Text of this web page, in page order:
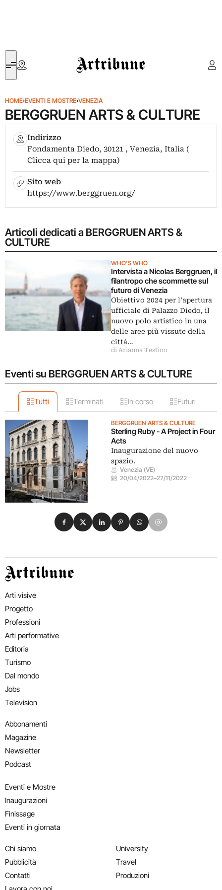
Artribune
HOME›EVENTI E MOSTRE›VENEZIA
BERGGRUEN ARTS & CULTURE
Indirizzo
Fondamenta Diedo, 30121 , Venezia, Italia (
Clicca qui per la mappa)
Sito web
https://www.berggruen.org/
Articoli dedicati a BERGGRUEN ARTS &
CULTURE
WHO'S WHO
Intervista a Nicolas Berggruen, il
filantropo che scommette sul
futuro di Venezia
Obiettivo 2024 per l’apertura
ufficiale di Palazzo Diedo, il
nuovo polo artistico in una
delle aree più vissute della
città…
di Arianna Testino
Eventi su BERGGRUEN ARTS & CULTURE
Tutti Terminati In corso Futuri
BERGGRUEN ARTS & CULTURE
Sterling Ruby - A Project in Four
Acts
Inaugurazione del nuovo
spazio.
Venezia (VE)
20/04/2022–27/11/2022
Condividi su Facebook
Condividi su X
Condividi su LinkedIn
Condividi su Pinterest
Condividi su WhatsApp
Condividi su Email
Artribune
Arti visive
Progetto
Professioni
Arti performative
Editoria
Turismo
Dal mondo
Jobs
Television
Abbonamenti
Magazine
Newsletter
Podcast
Eventi e Mostre
Inaugurazioni
Finissage
Eventi in giornata
Chi siamo
Pubblicità
Contatti
University
Travel
Produzioni